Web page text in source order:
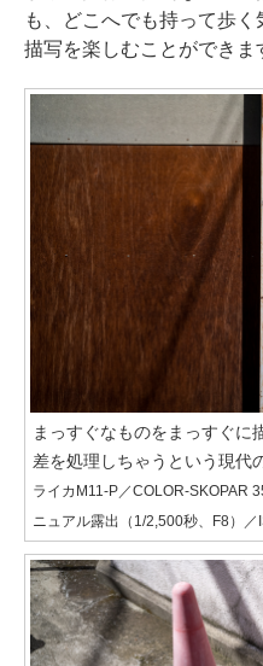
も、どこへでも持って歩
描写を楽しむことができま
まっすぐなものをまっすぐに
差を処理しちゃうという現代
ライカM11-P／COLOR-SKOPAR
ニュアル露出（1/2,500秒、F8）／